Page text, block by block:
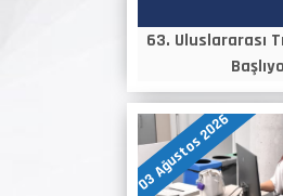
63. Uluslararası
03 Ağustos 2026